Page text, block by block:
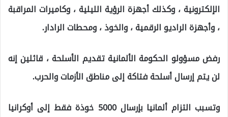
الإلكترونية ، وكذلك أجهزة الرؤية الليلية ، وكاميرات المراقبة
، وأجهزة الراديو الرقمية ، والخوذ ، ومحطات الرادار.
رفض مسؤولو الحكومة الألمانية تقديم الأسلحة ، قائلين إنه
لن يتم إرسال أسلحة فتاكة إلى مناطق الأزمات والحرب.
وتسبب التزام ألمانيا بإرسال 5000 خوذة فقط إلى أوكرانيا